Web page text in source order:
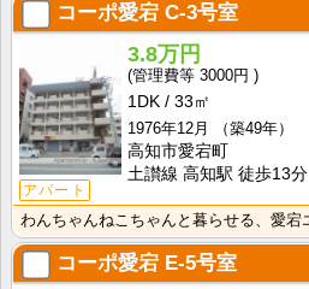
コーポ愛宕 C-3号室
アパート
3.8万円
3000円
1DK
33㎡
1976年12月
（築49年）
高知市愛宕町
土讃線 高知駅 徒歩13分
コーポ愛宕 E-5号室